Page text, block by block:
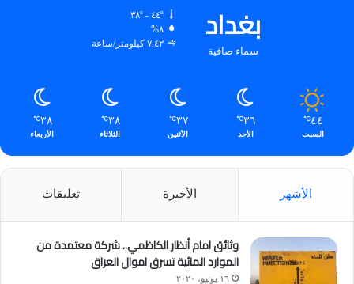
بغداد
سماء صافية
٤٤º - ٣٨º
٨%
٧.٤٢ كيلومتر/ساعة
٤٤℃
السبت
٣٦℃
الأحد
٣٧℃
الأثنين
٣٨℃
الثلاثاء
٣٨℃
الأربعاء
الأشهر الأخيرة تعليقات
وثائق امام أنظار الكاظمي.. شركة معتمدة من
الموارد المائية تسرق اموال العراق
١٦ يونيو، ٢٠٢٠